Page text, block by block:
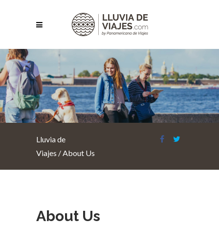
About Us
Lluvia de
Viajes / About Us
About Us